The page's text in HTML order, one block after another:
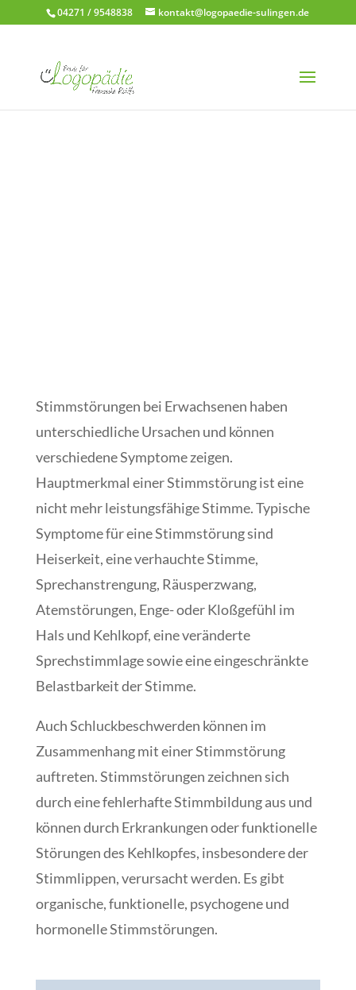
04271 / 9548838 kontakt@logopaedie-sulingen.de
Stimmstörungen bei Erwachsenen haben
unterschiedliche Ursachen und können
verschiedene Symptome zeigen.
Hauptmerkmal einer Stimmstörung ist eine
nicht mehr leistungsfähige Stimme. Typische
Symptome für eine Stimmstörung sind
Heiserkeit, eine verhauchte Stimme,
Sprechanstrengung, Räusperzwang,
Atemstörungen, Enge- oder Kloßgefühl im
Hals und Kehlkopf, eine veränderte
Sprechstimmlage sowie eine eingeschränkte
Belastbarkeit der Stimme.
Auch Schluckbeschwerden können im
Zusammenhang mit einer Stimmstörung
auftreten. Stimmstörungen zeichnen sich
durch eine fehlerhafte Stimmbildung aus und
können durch Erkrankungen oder funktionelle
Störungen des Kehlkopfes, insbesondere der
Stimmlippen, verursacht werden. Es gibt
organische, funktionelle, psychogene und
hormonelle Stimmstörungen.